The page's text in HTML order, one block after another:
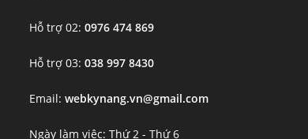
Hỗ trợ 02:0976 474 869
Hỗ trợ 03:038 997 8430
Email:webkynang.vn@gmail.com
Ngày làm việc: Thứ 2 - Thứ 6